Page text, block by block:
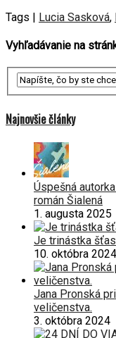
Tags | Lucia Sasková,
Vyhľadávanie na
Najnovšie články
Úspešná
román Šialená
1. augusta 2025
Je trinástka
10. októbra 2024
Jana Pronská
veličenstva.
3. októbra 2024